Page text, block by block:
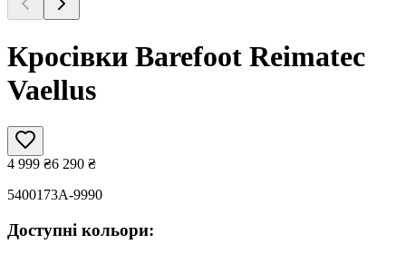
Кросівки Barefoot Reimatec
Vaellus
4 999 ₴6 290 ₴
5400173A-9990
Доступні кольори: